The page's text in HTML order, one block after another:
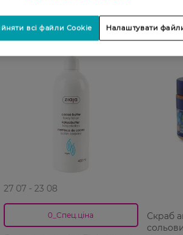
-20%
27 07 - 23 08
0_Спец.ціна
Скраб
Налаштувати
всі файли Cookie